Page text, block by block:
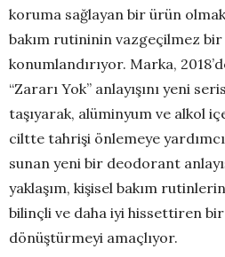
koruma sağlayan bir ürün
bakım rutininin vazgeçilmez
konumlandırıyor. Marka,
“Zararı Yok” anlayışını yeni
taşıyarak, alüminyum ve alkol
ciltte tahrişi önlemeye
sunan yeni bir deodorant
yaklaşım, kişisel bakım
bilinçli ve daha iyi hissettiren
dönüştürmeyi amaçlıyor.